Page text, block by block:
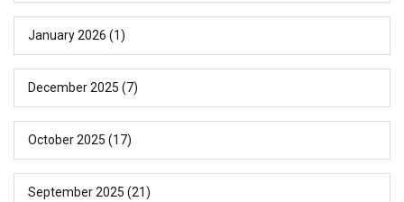
January 2026 (1)
December 2025 (7)
October 2025 (17)
September 2025 (21)